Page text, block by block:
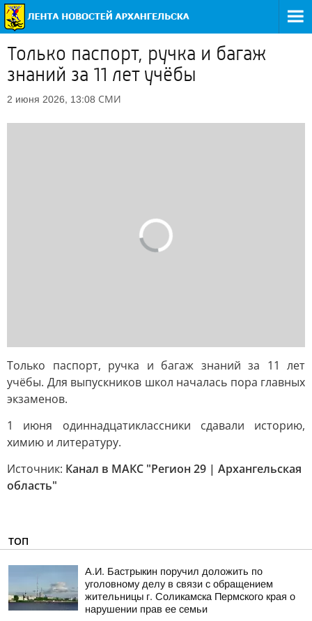
Только паспорт, ручка и багаж
знаний за 11 лет учёбы
2 июня 2026, 13:08 СМИ
Только паспорт, ручка и багаж знаний за 11 лет
учёбы. Для выпускников школ началась пора главных
экзаменов.
1 июня одиннадцатиклассники сдавали историю,
химию и литературу.
Источник: Канал в МАКС "Регион 29 | Архангельская
область"
ТОП
А.И. Бастрыкин поручил доложить по
уголовному делу в связи с обращением
жительницы г. Соликамска Пермского края о
нарушении прав ее семьи